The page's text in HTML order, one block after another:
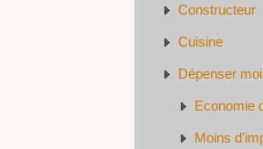
Constructeur
Cuisine
Dépenser
Economie
Moins